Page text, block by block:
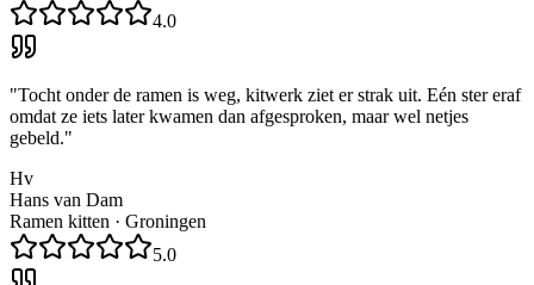
4.0
"Tocht onder de ramen is weg, kitwerk ziet er strak uit. Eén ster eraf
omdat ze iets later kwamen dan afgesproken, maar wel netjes
gebeld."
Hv
Hans van Dam
Ramen kitten · Groningen
5.0